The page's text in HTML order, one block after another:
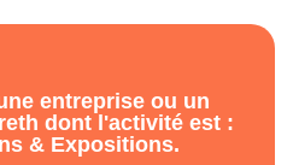
entreprise ou un
dont l'activité est :
& Expositions.